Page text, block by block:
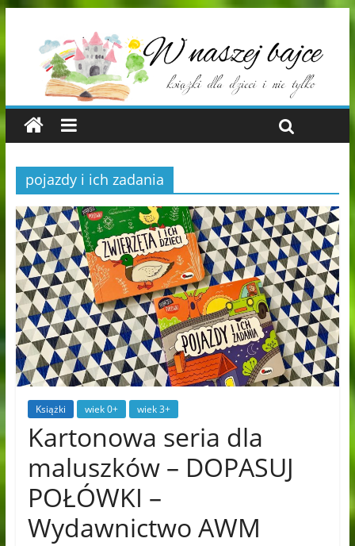
pojazdy i ich zadania
Książki wiek 0+ wiek 3+
Kartonowa seria dla
maluszków – DOPASUJ
POŁÓWKI –
Wydawnictwo AWM